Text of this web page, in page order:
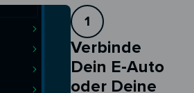
1
Verbinde
Dein E-Auto
oder Deine